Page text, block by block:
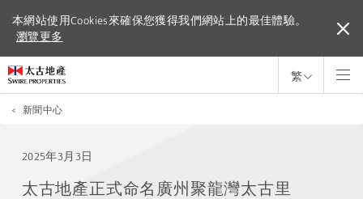
本網站使用Cookies來確保您獲得我們網站上的最佳體驗。
瀏覽更多
本網站使用Cookies來確保您獲得我們網站上的最佳體驗。
瀏覽更多
繁
< 新聞中心
2025年3月3日
太古地產正式命名廣州聚龍灣太古里